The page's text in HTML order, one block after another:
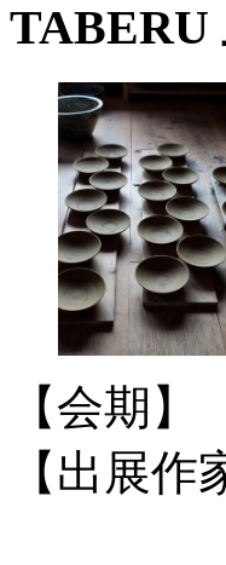
TABERU
【会期
【出展
村田